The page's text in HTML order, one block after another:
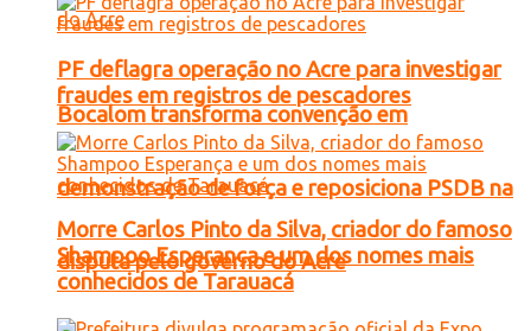
Bocalom transforma convenção em
demonstração de força e reposiciona PSDB na
disputa pelo governo do Acre
PF deflagra operação no Acre para investigar
fraudes em registros de pescadores
Morre Carlos Pinto da Silva, criador do famoso
Shampoo Esperança e um dos nomes mais
conhecidos de Tarauacá